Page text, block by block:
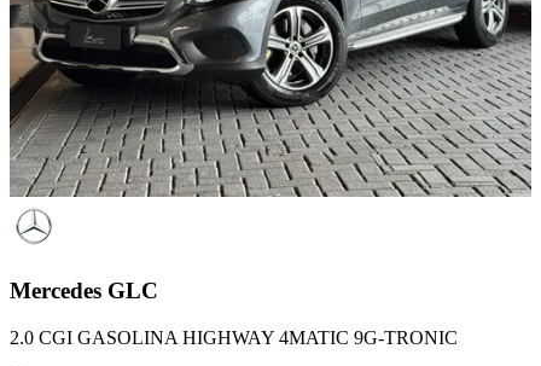
Mercedes GLC
2.0 CGI GASOLINA HIGHWAY 4MATIC 9G-TRONIC